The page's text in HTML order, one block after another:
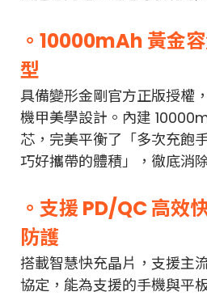
。10000mAh 黃金
型
具備變形金剛官方正版授權
機甲美學設計。內建
芯，完美平衡了「多次充飽
巧好攜帶的體積」，徹底消
。支援 PD/QC 高效
防護
搭載智慧快充晶片，支援主
協定，能為支援的手機與平